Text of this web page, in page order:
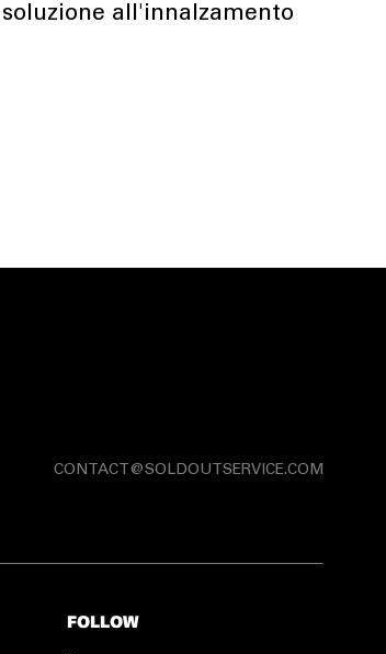
all'innalzamento
CONTACT@SOLDOUTSERVICE.COM
FOLLOW